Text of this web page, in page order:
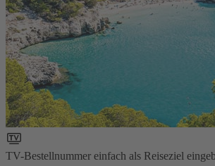
TV-Bestellnummer einfach als Reiseziel